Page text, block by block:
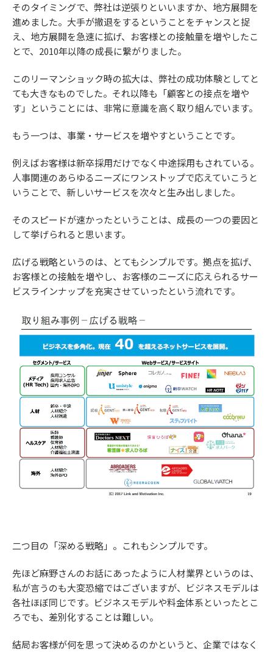
そのタイミングで、弊社は逆張りといいますか、地方展開を
進めました。大手が撤退をするということをチャンスと捉
え、地方展開を急速に拡げ、お客様との接触量を増やしたこ
とで、2010年以降の成長に繋がりました。
このリーマンショック時の拡大は、弊社の成功体験としてと
ても大きなものでした。それ以降も「顧客との接点を増や
す」ということには、非常に意識を高く取り組んでいます。
もう一つは、事業・サービスを増やすということです。
例えばお客様は新卒採用だけでなく中途採用もされている。
人事関連のあらゆるニーズにワンストップで応えていこうと
いうことで、新しいサービスを次々と生み出しました。
そのスピードが速かったということは、成長の一つの要因と
して挙げられると思います。
広げる戦略というのは、とてもシンプルです。拠点を拡げ、
お客様との接触を増やし、お客様のニーズに応えられるサー
ビスラインナップを充実させていったという流れです。
二つ目の「深める戦略」。これもシンプルです。
先ほど麻野さんのお話にあったように人材業界というのは、
私が言うのも大変恐縮ではございますが、ビジネスモデルは
各社ほぼ同じです。ビジネスモデルや料金体系といったとこ
ろでも、差別化することは難しい。
結局お客様が何を思って決めるのかというと、企業ではなく